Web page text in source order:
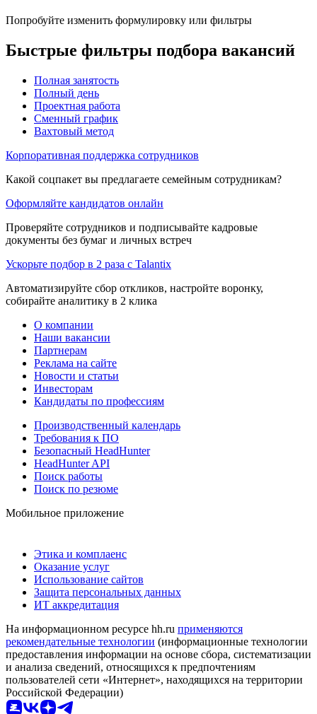
Попробуйте изменить формулировку или фильтры
Быстрые фильтры подбора вакансий
Полная занятость
Полный день
Проектная работа
Сменный график
Вахтовый метод
Корпоративная поддержка сотрудников
Какой соцпакет вы предлагаете семейным сотрудникам?
Оформляйте кандидатов онлайн
Проверяйте сотрудников и подписывайте кадровые
документы без бумаг и личных встреч
Ускорьте подбор в 2 раза с Talantix
Автоматизируйте сбор откликов, настройте воронку,
собирайте аналитику в 2 клика
О компании
Наши вакансии
Партнерам
Реклама на сайте
Новости и статьи
Инвесторам
Кандидаты по профессиям
Производственный календарь
Требования к ПО
Безопасный HeadHunter
HeadHunter API
Поиск работы
Поиск по резюме
Мобильное приложение
Этика и комплаенс
Оказание услуг
Использование сайтов
Защита персональных данных
ИТ аккредитация
На информационном ресурсе hh.ru применяются
рекомендательные технологии (информационные технологии
предоставления информации на основе сбора, систематизации
и анализа сведений, относящихся к предпочтениям
пользователей сети «Интернет», находящихся на территории
Российской Федерации)